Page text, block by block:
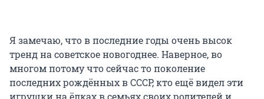
Я замечаю, что в последние годы очень высок
тренд на советское новогоднее. Наверное, во
многом потому что сейчас то поколение
последних рождённых в СССР, кто ещё видел эти
игрушки на ёлках в семьях своих родителей и